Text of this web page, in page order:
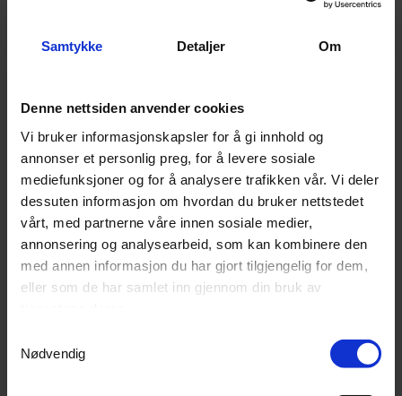
Samtykke Detaljer Om
Denne nettsiden anvender cookies
Vi bruker informasjonskapsler for å gi innhold og
annonser et personlig preg, for å levere sosiale
mediefunksjoner og for å analysere trafikken vår. Vi deler
dessuten informasjon om hvordan du bruker nettstedet
vårt, med partnerne våre innen sosiale medier,
annonsering og analysearbeid, som kan kombinere den
med annen informasjon du har gjort tilgjengelig for dem,
eller som de har samlet inn gjennom din bruk av
Nødvendig
Kjøp
For større områder med høyt gress
Tielbürger HTK58Hydro feiemaskin